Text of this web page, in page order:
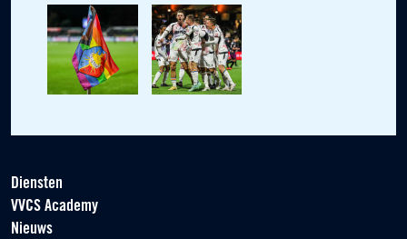
Diensten
VVCS Academy
Nieuws